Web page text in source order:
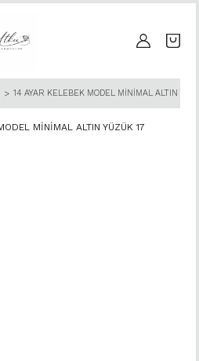
14 AYAR KELEBEK MODEL MİNİMAL ALTIN